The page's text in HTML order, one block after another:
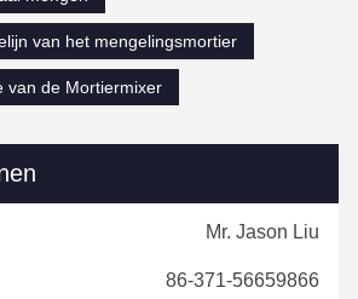
van het mengelingsmortier
van de Mortiermixer
Mr. Jason Liu
86-371-56659866